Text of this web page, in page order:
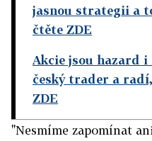
jasnou strategii a
čtěte ZDE
Akcie jsou hazard
český trader a
ZDE
"Nesmíme zapomínat